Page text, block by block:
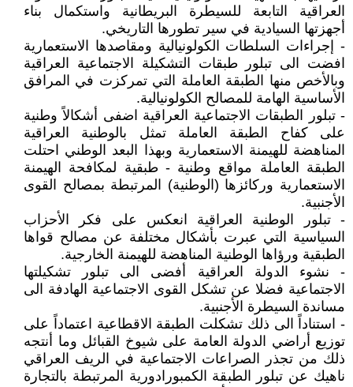
العراقية التابعة للسيطرة البريطانية واستكمال بناء
أجهزتها السيادية في سير تطورها التاريخي.
- إجراءات السلطات الكولونيالية ومقاصدها الاستعمارية
افضت الى تبلور طبقات التشكيلة الاجتماعية العراقية
وبالأخص منها الطبقة العاملة التي تمركزت في المرافق
الأساسية الهامة للمصالح الكولونيالية.
- تبلور الطبقات الاجتماعية العراقية اضفى أشكالاً وطنية
على كفاح الطبقة العاملة تمثل بالوطنية العراقية
المناهضة للهيمنة الاستعمارية وبهذا البعد الوطني احتلت
الطبقة العاملة مواقع وطنية - طبقية لمكافحة الهيمنة
الاستعمارية وركائزها (الوطنية) المرتبطة بمصالح القوى
الأجنبية.
- تبلور الوطنية العراقية انعكس على فكر الأحزاب
السياسية التي عبرت بأشكال مختلفة عن مصالح قواها
الطبقية ورؤاها الوطنية المناهضة للهيمنة الخارجية.
- نشوء الدولة العراقية أفضى الى تبلور تشكيلتها
الاجتماعية فضلا عن تشكل القوى الاجتماعية الهادفة الى
مساندة السيطرة الأجنبية.
- استناداً الى ذلك تشكلت الطبقة الاقطاعية اعتماداً على
توزيع أراضي الدولة العامة على شيوخ القبائل وما أنتجه
ذلك من تجذر الصراعات الاجتماعية في الريف العراقي
ناهيك عن تبلور الطبقة الكمبورادورية المرتبطة بالتجارة